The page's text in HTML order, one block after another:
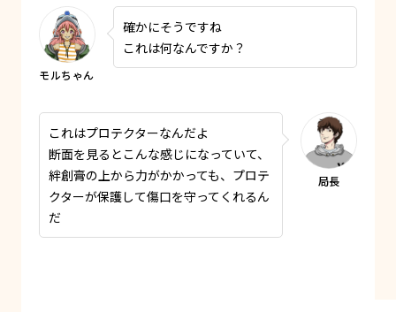
確かにそうですね
これは何なんですか？
これはプロテクターなんだよ
断面を見るとこんな感じになっていて、
絆創膏の上から力がかかっても、プロテ
クターが保護して傷口を守ってくれるん
だ